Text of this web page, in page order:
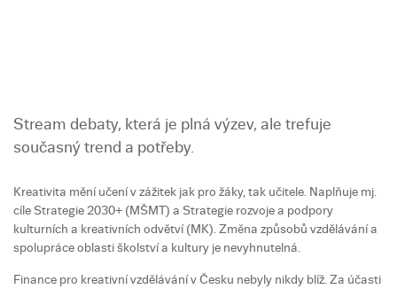
Stream debaty, která je plná výzev, ale trefuje
současný trend a potřeby.
Kreativita mění učení v zážitek jak pro žáky, tak učitele. Naplňuje mj.
cíle Strategie 2030+ (MŠMT) a Strategie rozvoje a podpory
kulturních a kreativních odvětví (MK). Změna způsobů vzdělávání a
spolupráce oblasti školství a kultury je nevyhnutelná.
Finance pro kreativní vzdělávání v Česku nebyly nikdy blíž. Za účasti